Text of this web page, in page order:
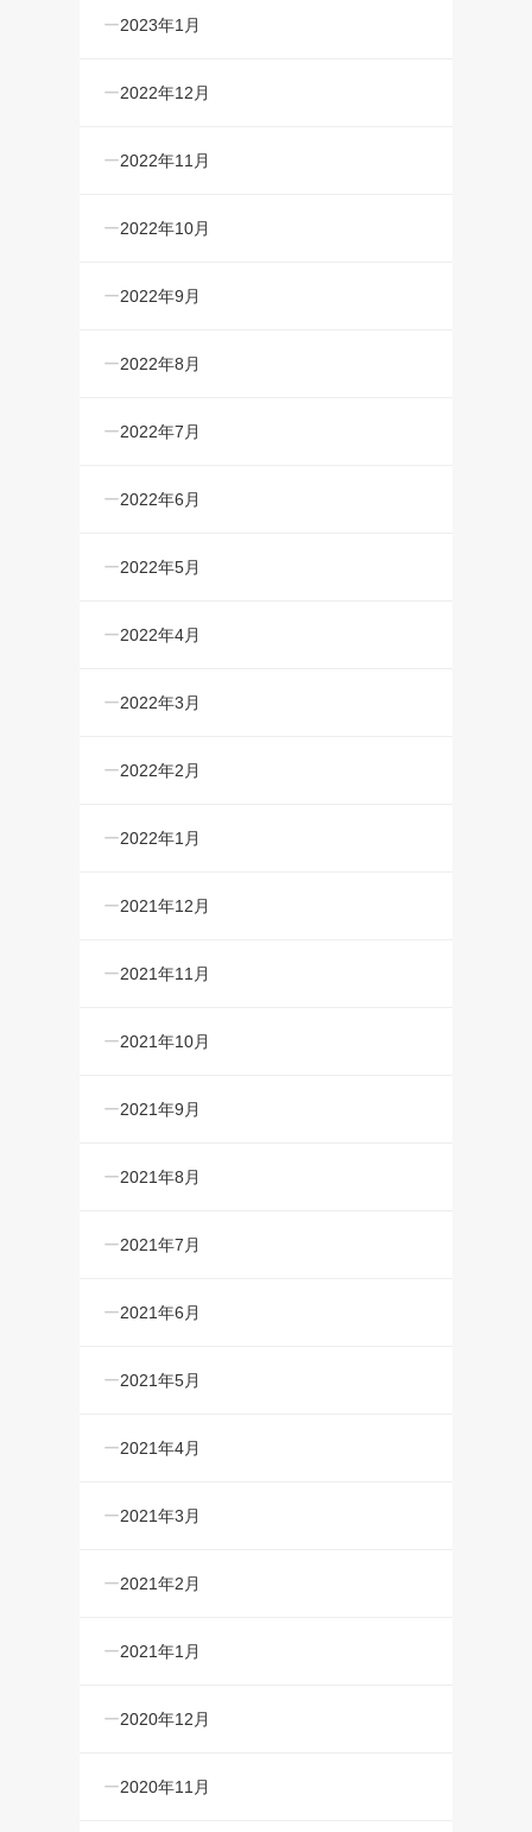
2023年1月
2022年12月
2022年11月
2022年10月
2022年9月
2022年8月
2022年7月
2022年6月
2022年5月
2022年4月
2022年3月
2022年2月
2022年1月
2021年12月
2021年11月
2021年10月
2021年9月
2021年8月
2021年7月
2021年6月
2021年5月
2021年4月
2021年3月
2021年2月
2021年1月
2020年12月
2020年11月